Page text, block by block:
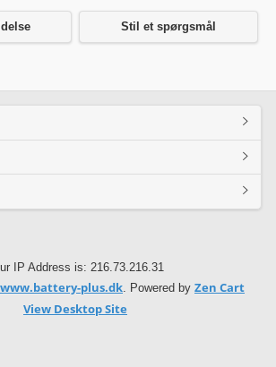
Stil et spørgsmål
IP Address is: 216.73.216.31
www.battery-plus.dk. Powered by Zen Cart
View Desktop Site